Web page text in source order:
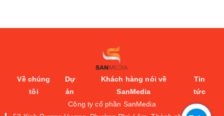
Về chúng
tôi
Dự
án
Khách hàng nói về
SanMedia
Tin
tức
Công ty cổ phần SanMedia